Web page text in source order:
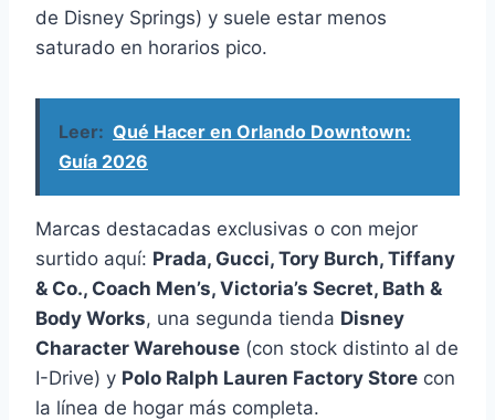
de Disney Springs) y suele estar menos
saturado en horarios pico.
Leer: Qué Hacer en Orlando Downtown:
Guía 2026
Marcas destacadas exclusivas o con mejor
surtido aquí: Prada, Gucci, Tory Burch, Tiffany
& Co., Coach Men’s, Victoria’s Secret, Bath &
Body Works, una segunda tienda Disney
Character Warehouse (con stock distinto al de
I-Drive) y Polo Ralph Lauren Factory Store con
la línea de hogar más completa.